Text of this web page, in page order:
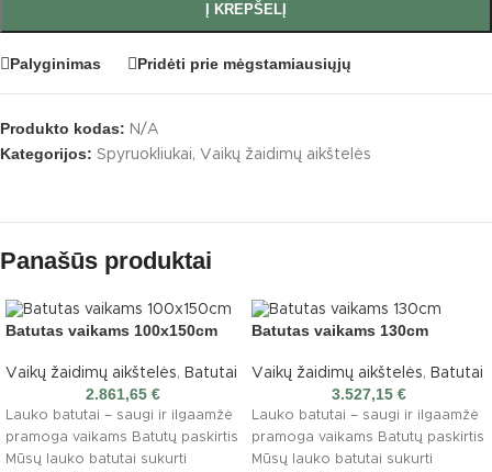
Į KREPŠELĮ
Palyginimas Pridėti prie mėgstamiausiųjų
Produkto kodas: N/A
Kategorijos: Spyruokliukai, Vaikų žaidimų aikštelės
Panašūs produktai
Batutas vaikams 100x150cm
Vaikų žaidimų aikštelės, Batutai
2.861,65 €
Lauko batutai – saugi ir ilgaamžė
pramoga vaikams Batutų paskirtis
Mūsų lauko batutai sukurti
Batutas vaikams 130cm
Vaikų žaidimų aikštelės, Batutai
3.527,15 €
Lauko batutai – saugi ir ilgaamžė
pramoga vaikams Batutų paskirtis
Mūsų lauko batutai sukurti